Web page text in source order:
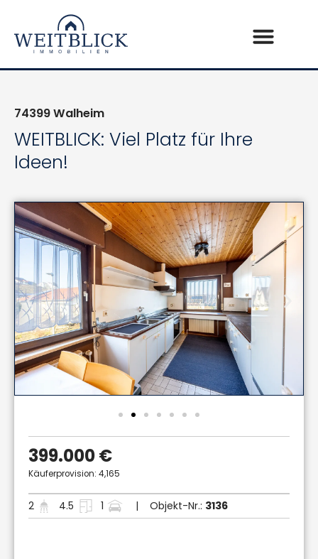
74399Walheim
WEITBLICK: Viel Platz für Ihre
Ideen!
399.000 €
Käuferprovision: 4,165
2 4.5 1 | Objekt-Nr.: 3136